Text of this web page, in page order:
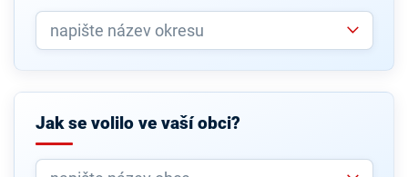
Jak se volilo ve vaší obci?